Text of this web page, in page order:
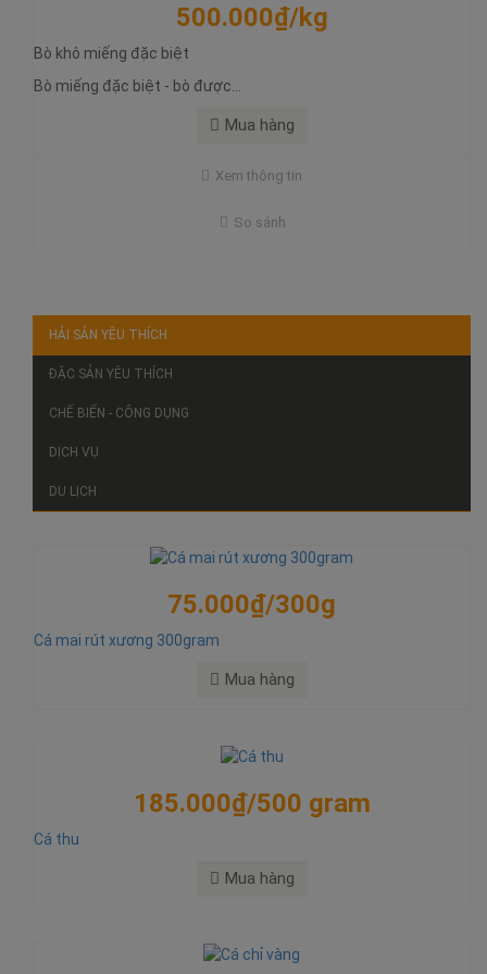
500.000₫/kg
Bò khô miếng đặc biệt
Bò miếng đặc biệt - bò được...
Mua hàng
Xem thông tin
So sánh
HẢI SẢN YÊU THÍCH
ĐẶC SẢN YÊU THÍCH
CHẾ BIẾN - CÔNG DỤNG
DỊCH VỤ
DU LỊCH
75.000₫/300g
Cá mai rút xương 300gram
Mua hàng
185.000₫/500 gram
Cá thu
Mua hàng